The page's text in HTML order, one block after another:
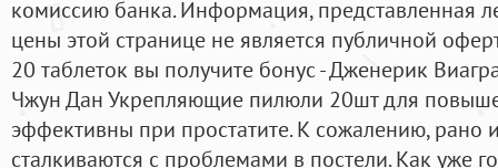
комиссию банка. Информация, представленная
цены этой странице не является публичной
20 таблеток вы получите бонус - Дженерик
Чжун Дан Укрепляющие пилюли 20шт для
эффективны при простатите. К сожалению, рано
сталкиваются с проблемами в постели. Как уже